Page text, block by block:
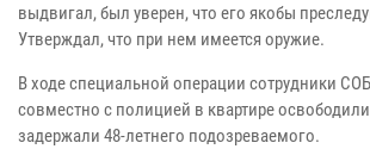
выдвигал, был уверен, что его якобы
Утверждал, что при нем имеется оружие.
В ходе специальной операции сотрудники
совместно с полицией в квартире
задержали 48-летнего подозреваемого.